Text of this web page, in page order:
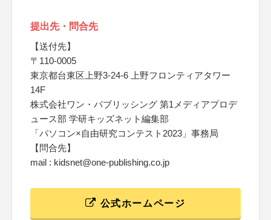
提出先・問合先
【送付先】
〒110-0005
東京都台東区上野3-24-6 上野フロンティアタワー
14F
株式会社ワン・パブリッシング 第1メディアプロデ
ュース部 学研キッズネット編集部
「パソコン×自由研究コンテスト2023」事務局
【問合先】
mail : kidsnet@one-publishing.co.jp
公式ホームページ